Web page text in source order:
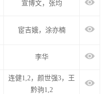
宣博文，张均
宦吉娥，涂亦楠
李华
连健1,2，颜世强3，王
黔驹1,2